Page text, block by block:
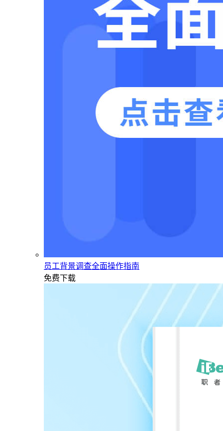
员工背景调查全面操作指南
免费下载